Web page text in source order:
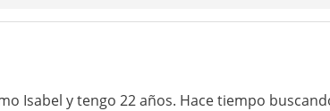
Isabel y tengo 22 años. Hace tiempo